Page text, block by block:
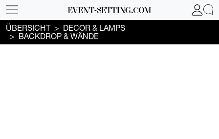
ÜBERSICHT
DECOR & LAMPS
BACKDROP & WÄNDE